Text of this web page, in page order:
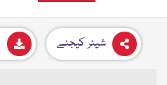
شیئر کیجئے